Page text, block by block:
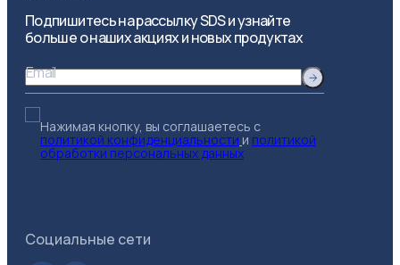
Подпишитесь на рассылку SDS и узнайте
больше о наших акциях и новых продуктах
Email
Нажимая кнопку, вы соглашаетесь с
политикой конфиденциальности и политикой
обработки персональных данных
Социальные сети